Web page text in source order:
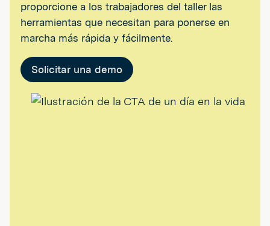
proporcione a los trabajadores del taller las
herramientas que necesitan para ponerse en
marcha más rápida y fácilmente.
Solicitar una demo